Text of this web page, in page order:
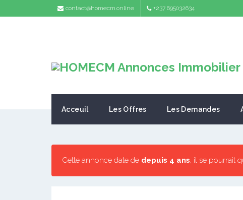
contact@homecm.online +237 695032634
Acceuil Les Offres Les Demandes
Cette annonce date de depuis 4 ans, il se pourrait